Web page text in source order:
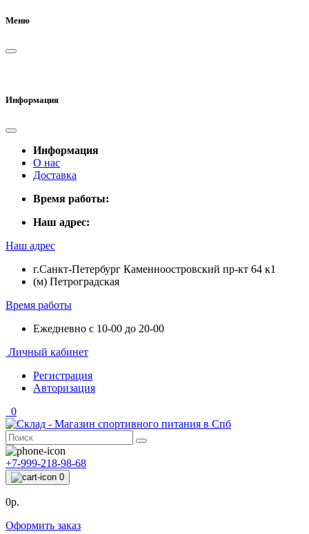
Меню
Информация
Информация
О нас
Доставка
Время работы:
Наш адрес:
Наш адрес
г.Санкт-Петербург Каменноостровский пр-кт 64 к1
(м) Петроградская
Время работы
Ежедневно с 10-00 до 20-00
Личный кабинет
Регистрация
Авторизация
0
+7-999-218-98-68
0
0р.
Оформить заказ